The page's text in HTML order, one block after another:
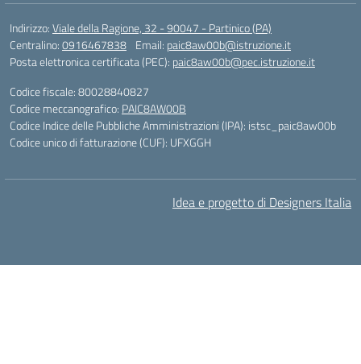
Indirizzo:Viale della Ragione, 32 - 90047 - Partinico (PA)
Centralino:0916467838 Email: paic8aw00b@istruzione.it
Posta elettronica certificata (PEC): paic8aw00b@pec.istruzione.it
Codice fiscale: 80028840827
Codice meccanografico: PAIC8AW00B
Codice Indice delle Pubbliche Amministrazioni (IPA): istsc_paic8aw00b
Codice unico di fatturazione (CUF): UFXGGH
Idea e progetto di Designers Italia